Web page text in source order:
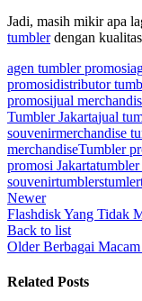
Jadi, masih mikir apa
tumblerdengan
agen tumbler promosi
promosidistributor
promosijual
Tumbler Jakartajual
souvenirmerchandise
merchandiseTumbler
promosi Jakartatumbler
souvenirtumblerstumler
Newer
Flashdisk Yang Tidak
Back to list
Older Berbagai
Related Posts